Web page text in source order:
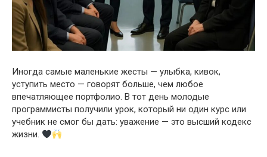
Иногда самые маленькие жесты — улыбка, кивок,
уступить место — говорят больше, чем любое
впечатляющее портфолио. В тот день молодые
программисты получили урок, который ни один курс или
учебник не смог бы дать: уважение — это высший кодекс
жизни.